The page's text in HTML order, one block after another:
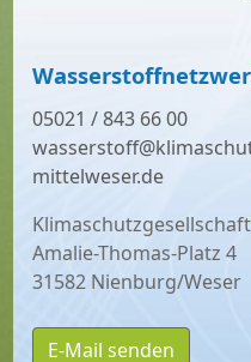
05021 / 843 66 00
mittelweser.de
Amalie-Thomas-Platz 4
31582 Nienburg/Weser
E-Mail senden